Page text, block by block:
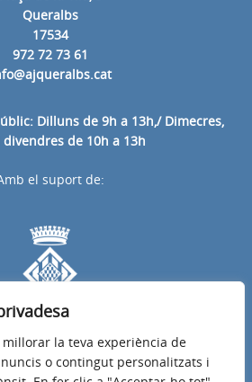
la teva experiència de
o contingut personalitzats i
Queralbs
17534
972 72 73 61
Dilluns de 9h a 13h,/ Dimecres,
de 10h a 13h
el suport de: